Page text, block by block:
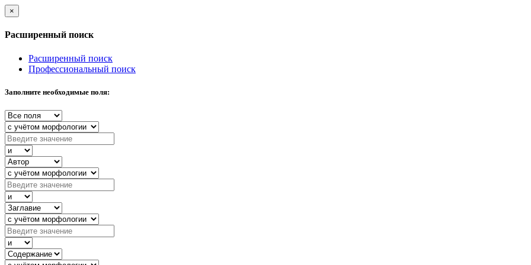
×
Расширенный поиск
Расширенный поиск
Профессиональный поиск
Заполните необходимые поля: